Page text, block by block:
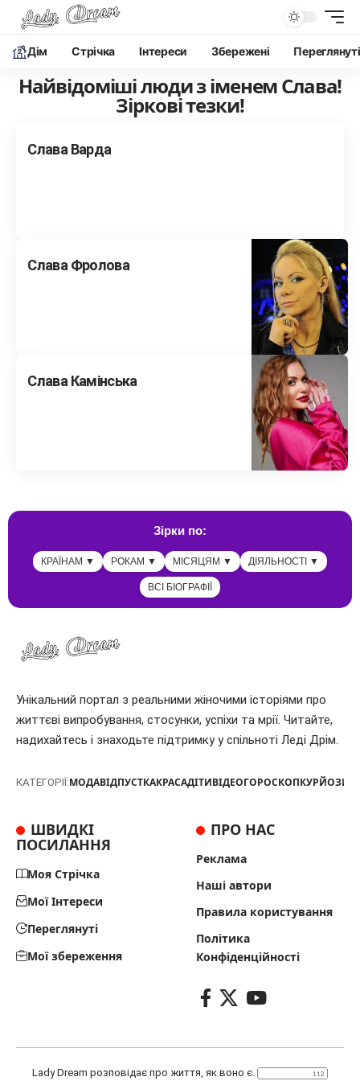
Дім Cтрічка Інтереси Збережені Переглянуті
Найвідоміші люди з іменем Слава!
Зіркові тезки!
Слава Варда
Слава Фролова
Слава Камінська
Зірки по:
КРАЇНАМ ▼ РОКАМ ▼ МІСЯЦЯМ ▼ ДІЯЛЬНОСТІ ▼
ВСІ БІОГРАФІЇ
Унікальний портал з реальними жіночими історіями про
життєві випробування, стосунки, успіхи та мрії. Читайте,
надихайтесь і знаходьте підтримку у спільноті Леді Дрім.
КАТЕГОРІЇ:МОДАВІДПУСТКАКРАСАДІТИВІДЕОГОРОСКОПКУРЙОЗИ
ШВИДКІ
ПОСИЛАННЯ
Моя Стрічка
Мої Інтереси
Переглянуті
Мої збереження
ПРО НАС
Реклама
Наші автори
Правила користування
Політика
Конфіденційності
Lady Dream розповідає про життя, як воно є.